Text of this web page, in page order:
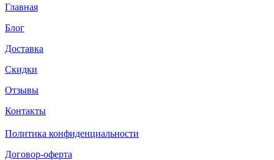
Главная
Блог
Доставка
Скидки
Отзывы
Контакты
Политика конфиденциальности
Договор-оферта